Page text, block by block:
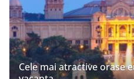
Cele mai atractive orase